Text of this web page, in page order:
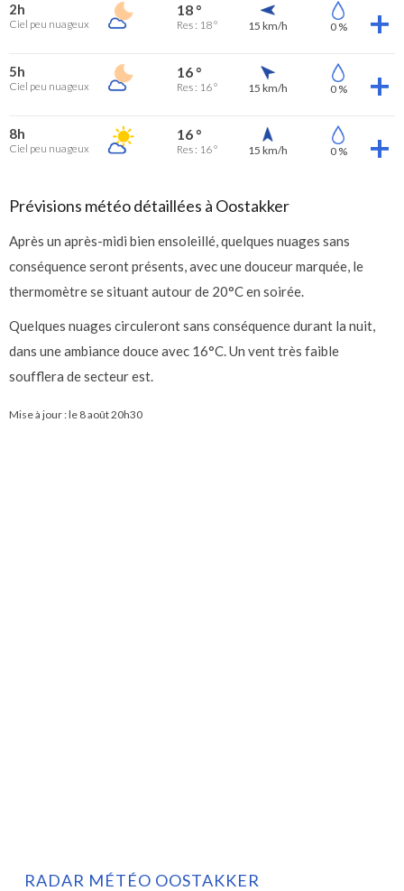
2h
Ciel peu nuageux
18 °
Res : 18 ° 15 km/h 0 %
5h
Ciel peu nuageux
16 °
Res : 16 ° 15 km/h 0 %
8h
Ciel peu nuageux
16 °
Res : 16 ° 15 km/h 0 %
Prévisions météo détaillées à Oostakker
Après un après-midi bien ensoleillé, quelques nuages sans
conséquence seront présents, avec une douceur marquée, le
thermomètre se situant autour de 20°C en soirée.
Quelques nuages circuleront sans conséquence durant la nuit,
dans une ambiance douce avec 16°C. Un vent très faible
soufflera de secteur est.
Mise à jour : le 8 août 20h30
RADAR MÉTÉO OOSTAKKER